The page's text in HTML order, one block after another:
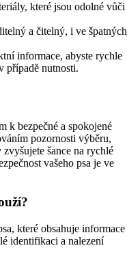
které jsou odolné vůči
a čitelný, i ve špatných
informace, abyste rychle
případě nutnosti.
k bezpečné a spokojené
pozornosti výběru,
šance na rychlé
vašeho psa je ve
které obsahuje informace
identifikaci a nalezení